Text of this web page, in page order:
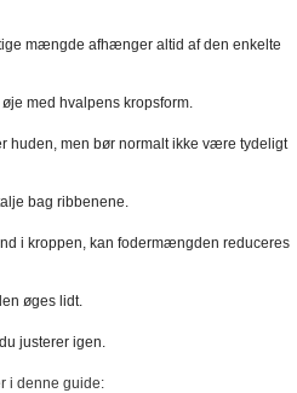
mængde afhænger altid af den enkelte
med hvalpens kropsform.
huden, men bør normalt ikke være tydeligt
bag ribbenene.
i kroppen, kan fodermængden reduceres
øges lidt.
justerer igen.
i denne guide: